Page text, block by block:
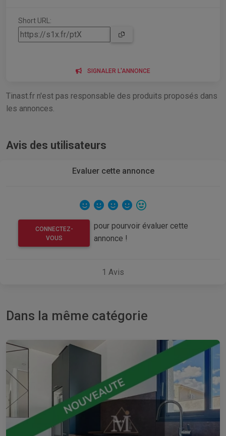
Short URL:
SIGNALER L'ANNONCE
Tinast.fr n'est pas responsable des produits proposés dans
les annonces.
Avis des utilisateurs
Evaluer cette annonce
CONNECTEZ-
VOUS
pour pourvoir évaluer cette
annonce !
1 Avis
Dans la même catégorie